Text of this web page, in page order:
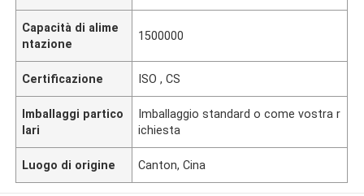
Capacità di alime
ntazione
1500000
Certificazione ISO , CS
Imballaggi partico
lari
Imballaggio standard o come vostra r
ichiesta
Luogo di origine Canton, Cina